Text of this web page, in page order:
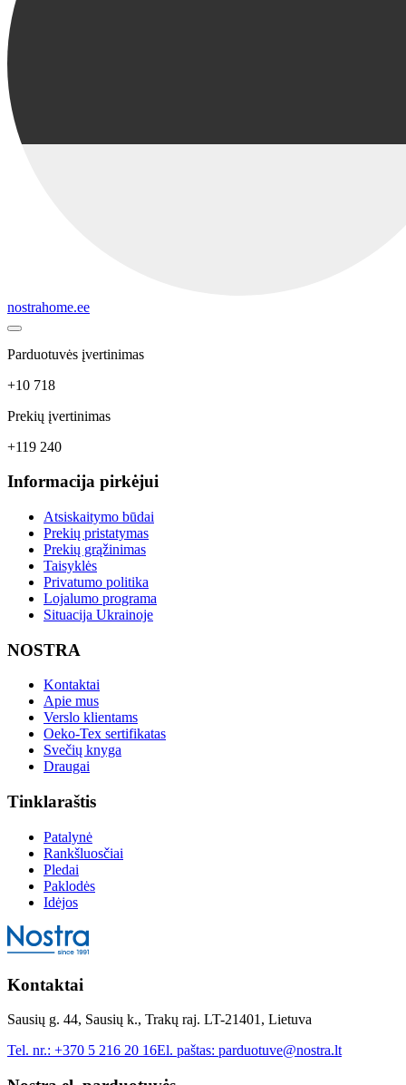
nostrahome.ee
Parduotuvės įvertinimas
+10 718
Prekių įvertinimas
+119 240
Informacija pirkėjui
Atsiskaitymo būdai
Prekių pristatymas
Prekių grąžinimas
Taisyklės
Privatumo politika
Lojalumo programa
Situacija Ukrainoje
NOSTRA
Kontaktai
Apie mus
Verslo klientams
Oeko-Tex sertifikatas
Svečių knyga
Draugai
Tinklaraštis
Patalynė
Rankšluosčiai
Pledai
Paklodės
Idėjos
Kontaktai
Sausių g. 44, Sausių k., Trakų raj. LT-21401, Lietuva
Tel. nr.: +370 5 216 20 16El. paštas: parduotuve@nostra.lt